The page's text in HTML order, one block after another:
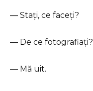
— Stați, ce faceți?
— De ce fotografiați?
— Mă uit.